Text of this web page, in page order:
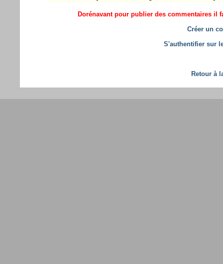
Dorénavant pour publier des commentaires il
Créer un
S'authentifier sur
Retour à